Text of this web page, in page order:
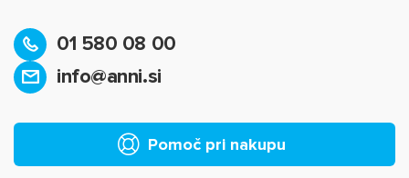
01 580 08 00
info@anni.si
Pomoč pri nakupu